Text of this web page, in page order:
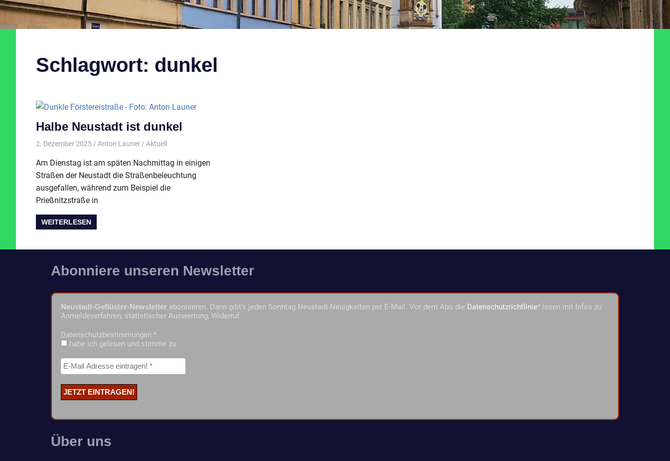
Schlagwort: dunkel
Halbe Neustadt ist dunkel
2. Dezember 2025 Anton Launer Aktuell
Am Dienstag ist am späten Nachmittag in einigen
Straßen der Neustadt die Straßenbeleuchtung
ausgefallen, während zum Beispiel die
Prießnitzstraße in
WEITERLESEN
Abonniere unseren Newsletter
Neustadt-Geflüster-Newsletter abonnieren. Dann gibt's jeden Sonntag Neustadt-Neuigkeiten per E-Mail. Vor dem Abo die Datenschutzrichtlinie* lesen mit Infos zu
Anmeldeverfahren, statistischer Auswertung, Widerruf.
Datenschutzbestimmungen *
habe ich gelesen und stimme zu
Über uns